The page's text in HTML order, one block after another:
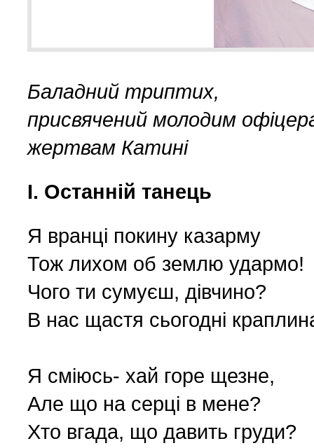
List do redakcji (7)
Literatura (2)
Losy Polaków
Losy rodzin polskich (3)
Mozaika na wsi (1)
Mozaika w PDF (47)
Nasza historia (24)
Nasze święta (15)
O tragicznie zmarłych
1 (156) 2024 r. (5)
4 (155) 2023 r. (1)
3 (154) 2023 r. (1)
2 (153) 2023 r. (1)
1 (152) 2023 r. (9)
4 (151) 2022 r. (2)
3 (150) 2022 r. (1)
2 (149) 2022 r. (2)
1 (148) 2022 r. (5)
Баладний триптих,
присвячений молодим
жертвам Катині
І. Останній танець
Я вранці покину казарму
Тож лихом об землю удармо!
Чого ти сумуєш, дівчино?
В нас щастя сьогодні
Я сміюсь- хай горе щезне,
Але що на серці в мене?
Хто вгада, що давить груди?